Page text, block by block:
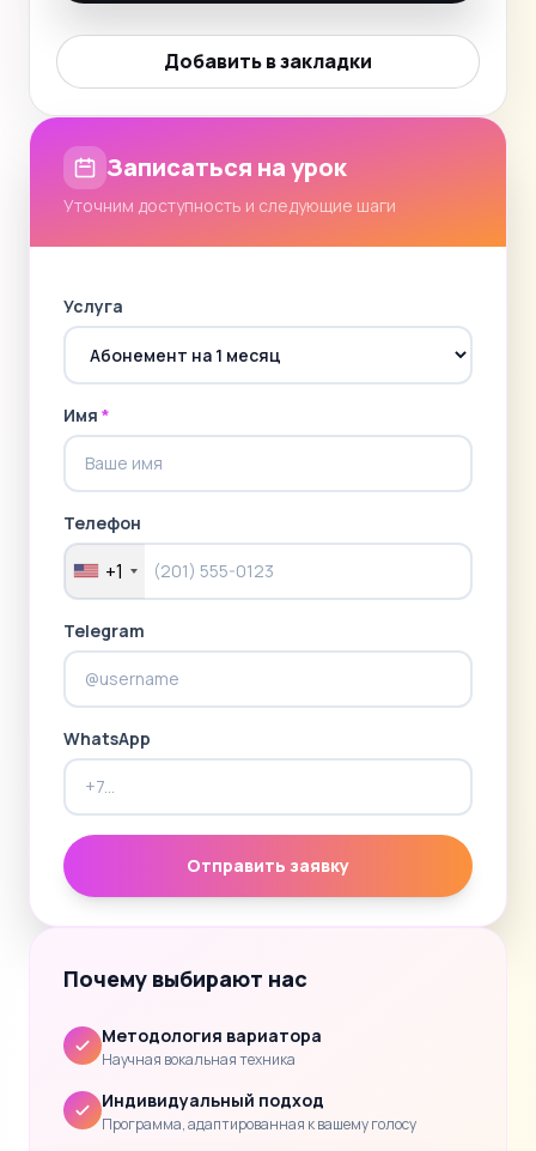
Добавить в закладки
Записаться на урок
Уточним доступность и следующие шаги
Услуга
Имя *
Телефон
+1
Telegram
WhatsApp
Отправить заявку
Почему выбирают нас
Методология вариатора
Научная вокальная техника
Индивидуальный подход
Программа, адаптированная к вашему голосу